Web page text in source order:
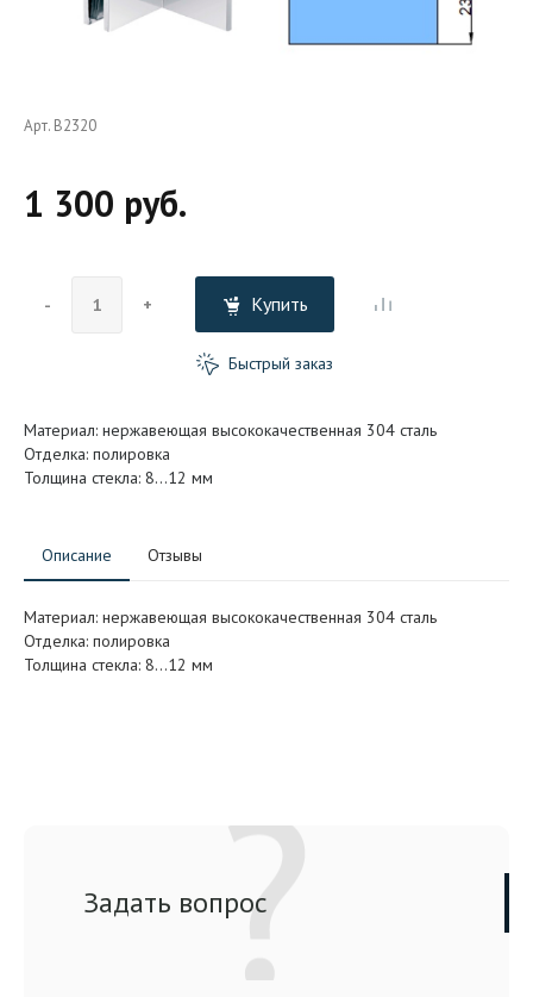
Арт. B2320
1 300 руб.
- + Купить
Быстрый заказ
Материал: нержавеющая высококачественная 304 сталь
Отделка: полировка
Толщина стекла: 8…12 мм
Описание Отзывы
Материал: нержавеющая высококачественная 304 сталь
Отделка: полировка
Толщина стекла: 8…12 мм
Задать вопрос